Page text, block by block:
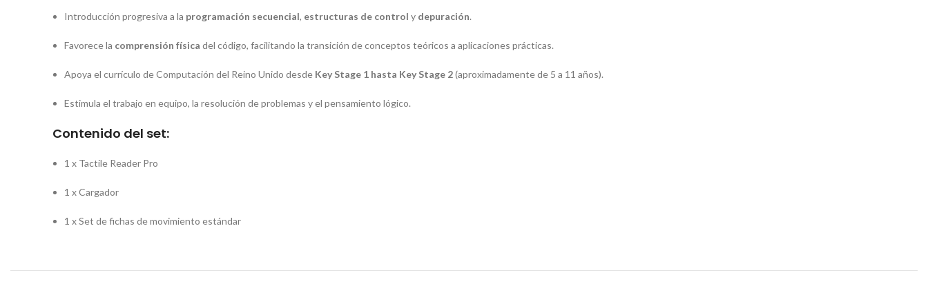
Introducción progresiva a la programación secuencial, estructuras de control y depuración.
Favorece la comprensión física del código, facilitando la transición de conceptos teóricos a aplicaciones prácticas.
Apoya el currículo de Computación del Reino Unido desde Key Stage 1 hasta Key Stage 2(aproximadamente de 5 a 11 años).
Estimula el trabajo en equipo, la resolución de problemas y el pensamiento lógico.
Contenido del set:
1 x Tactile Reader Pro
1 x Cargador
1 x Set de fichas de movimiento estándar